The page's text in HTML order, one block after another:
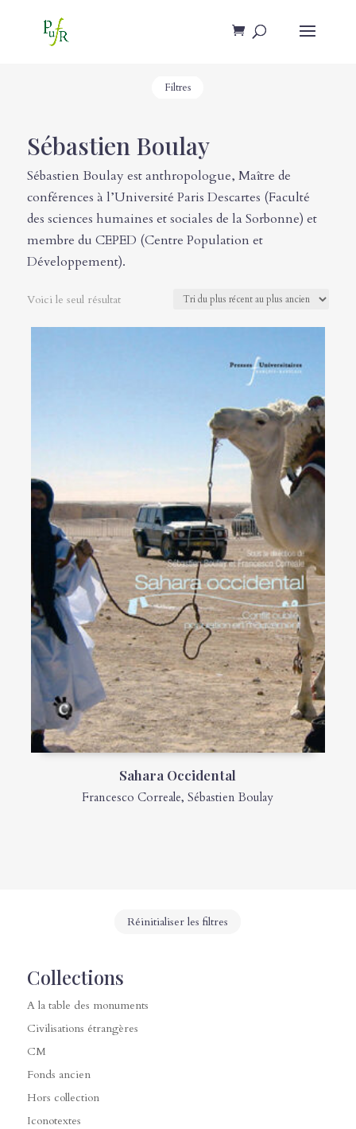
Filtres
Sébastien Boulay
Sébastien Boulay est anthropologue, Maître de
conférences à l’Université Paris Descartes (Faculté
des sciences humaines et sociales de la Sorbonne) et
membre du CEPED (Centre Population et
Développement).
Voici le seul résultat
Sahara Occidental
Francesco Correale,Sébastien Boulay
Réinitialiser les filtres
Collections
A la table des monuments
Civilisations étrangères
CM
Fonds ancien
Hors collection
Iconotextes